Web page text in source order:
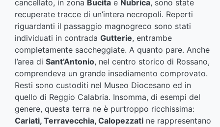
cancellato, in zona Bucita e Nubrica, sono state
recuperate tracce di un’intera necropoli. Reperti
riguardanti il passaggio magnogreco sono stati
individuati in contrada Gutterie, entrambe
completamente saccheggiate. A quanto pare. Anche
l’area di Sant’Antonio, nel centro storico di Rossano,
comprendeva un grande insediamento comprovato.
Resti sono custoditi nel Museo Diocesano ed in
quello di Reggio Calabria. Insomma, di esempi del
genere, questa terra ne è purtroppo ricchissima:
Cariati, Terravecchia, Calopezzati ne rappresentano